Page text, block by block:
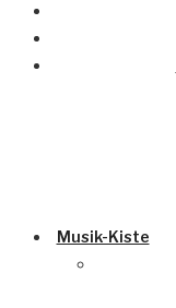
Musik-Kiste